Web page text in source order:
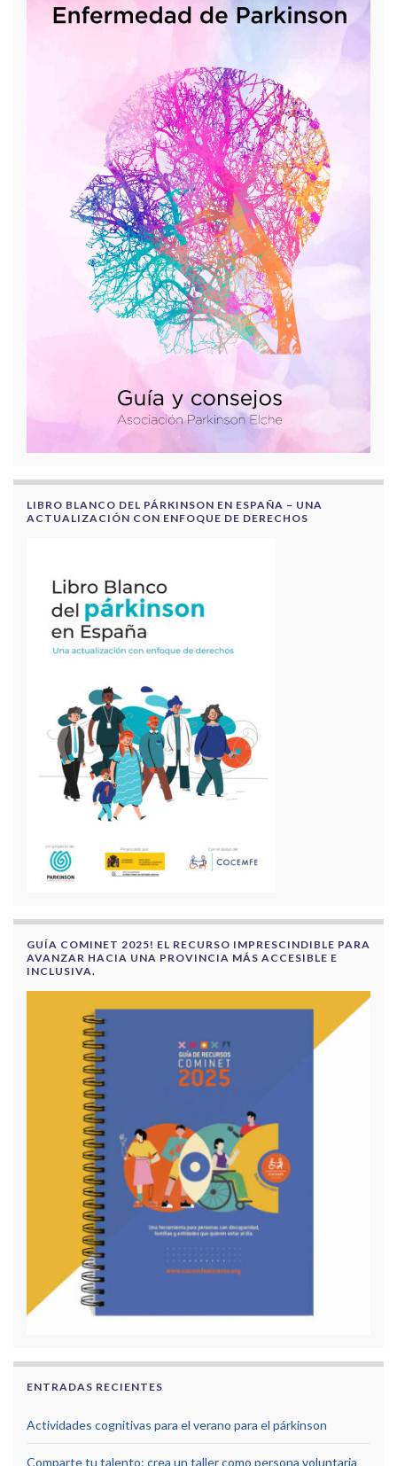
LIBRO BLANCO DEL PÁRKINSON EN ESPAÑA – UNA
ACTUALIZACIÓN CON ENFOQUE DE DERECHOS
GUÍA COMINET 2025! EL RECURSO IMPRESCINDIBLE PARA
AVANZAR HACIA UNA PROVINCIA MÁS ACCESIBLE E
INCLUSIVA.
ENTRADAS RECIENTES
Actividades cognitivas para el verano para el párkinson
Comparte tu talento: crea un taller como persona voluntaria